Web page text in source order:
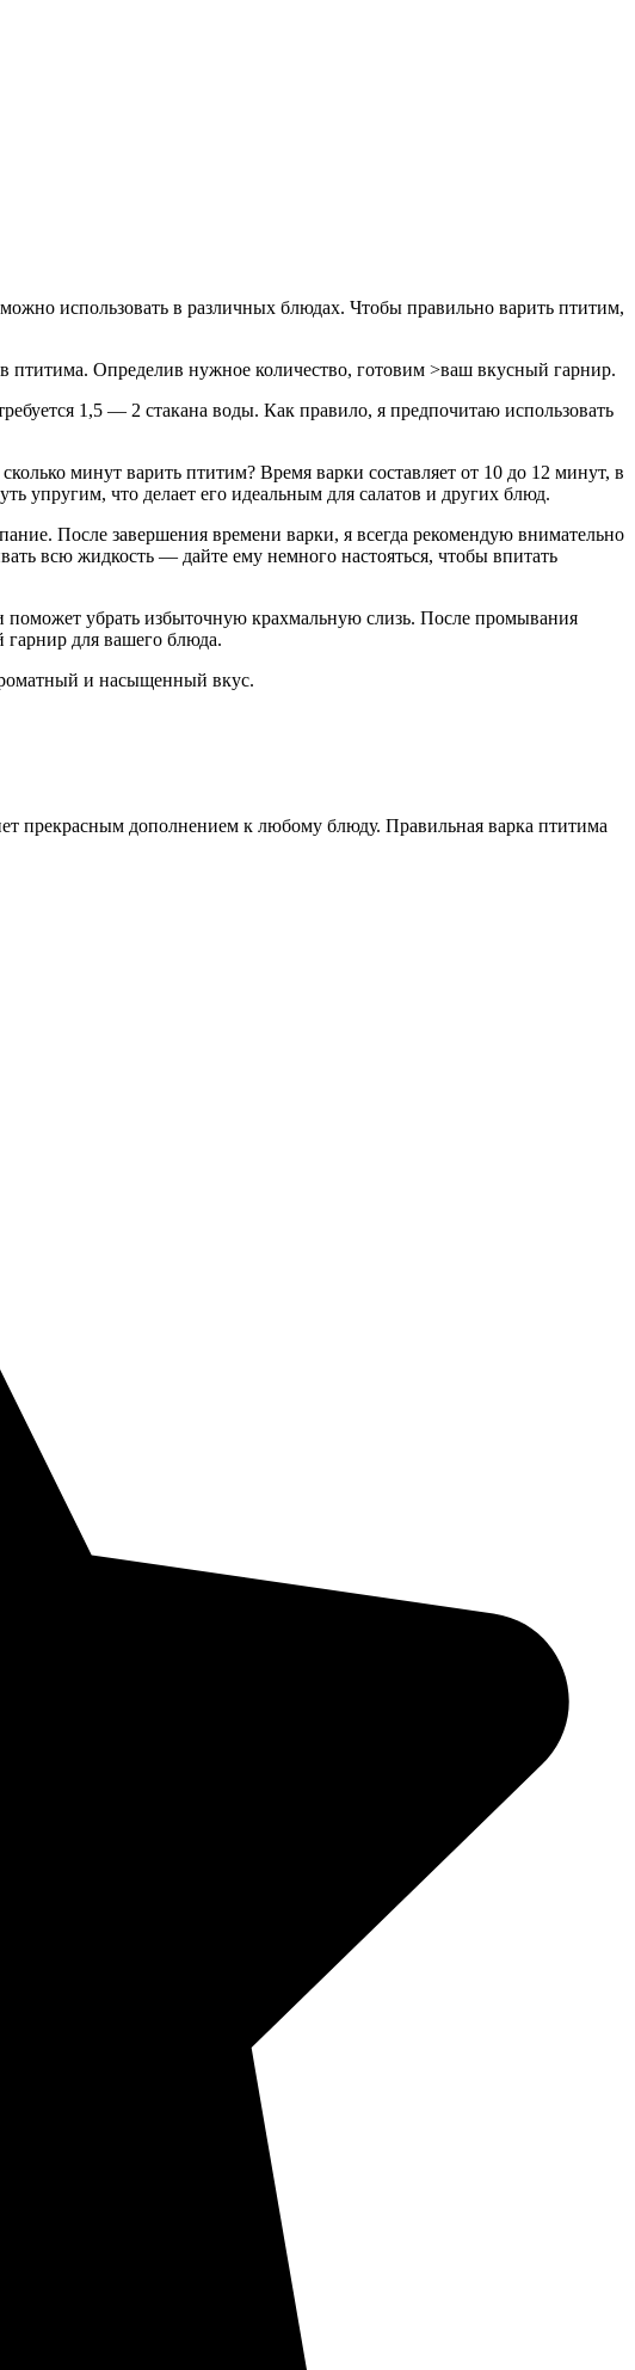
использовать в различных блюдах. Чтобы правильно варить птитим,
птитима. Определив нужное количество, готовим >ваш вкусный гарнир.
1,5 — 2 стакана воды. Как правило, я предпочитаю использовать
минут варить птитим? Время варки составляет от 10 до 12 минут, в
упругим, что делает его идеальным для салатов и других блюд.
После завершения времени варки, я всегда рекомендую внимательно
всю жидкость — дайте ему немного настояться, чтобы впитать
убрать избыточную крахмальную слизь. После промывания
для вашего блюда.
и насыщенный вкус.
прекрасным дополнением к любому блюду. Правильная варка птитима